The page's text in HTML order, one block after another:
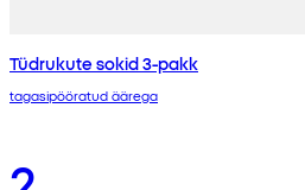
Tüdrukute sokid 3-pakk
tagasipööratud äärega